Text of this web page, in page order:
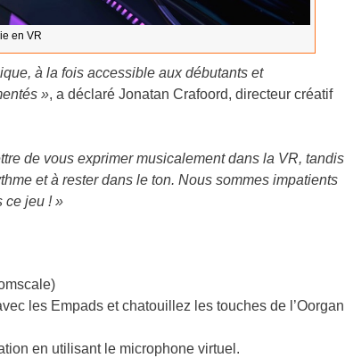
en VR
à la fois accessible aux débutants et
», a déclaré Jonatan Crafoord, directeur créatif
de vous exprimer musicalement dans la VR, tandis
et à rester dans le ton. Nous sommes impatients
ce jeu ! »
les Empads et chatouillez les touches de l’Oorgan
en utilisant le microphone virtuel.